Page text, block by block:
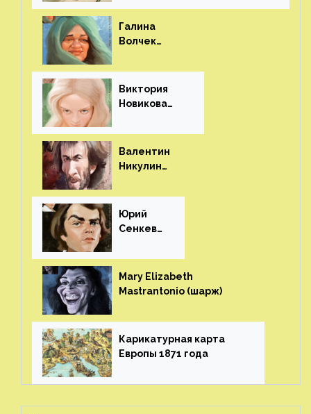
Галина
Волчек
Виктория
Новикова
Валентин
Никулин
Юрий
Сенкеви
Mary Elizabeth
Mastrantonio (шарж)⁠⁠
Карикатурная карта
Европы 1871 года⁠⁠